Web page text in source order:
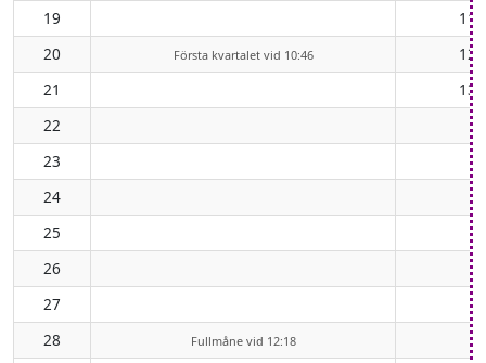
19
20
Första kvartalet vid 10:46
21
22
23
24
25
26
27
28
Fullmåne vid 12:18